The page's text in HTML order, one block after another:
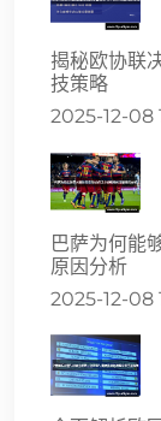
揭秘欧协联
技策略
2025-12-08
巴萨为何能
原因分析
2025-12-08